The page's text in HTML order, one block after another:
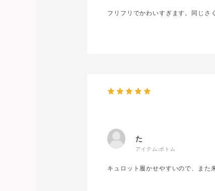
フリフリでかわいすぎます。同じさ
た
アイテム:ボトム
キュロット履かせやすいので、また